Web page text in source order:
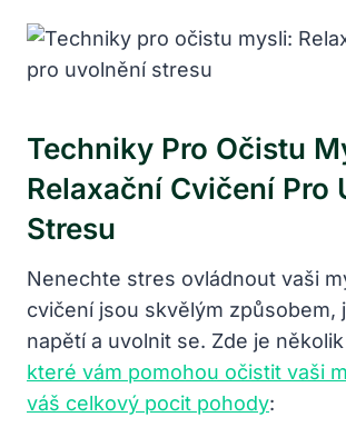
Techniky Pro Očistu
Relaxační Cvičení Pro
Stresu
Nenechte stres ovládnout vaši
cvičení jsou skvělým způsobem,
napětí a uvolnit se. Zde je
které vám pomohou očistit vaši
váš celkový pocit pohody: